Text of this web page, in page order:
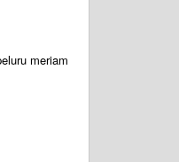
meriam